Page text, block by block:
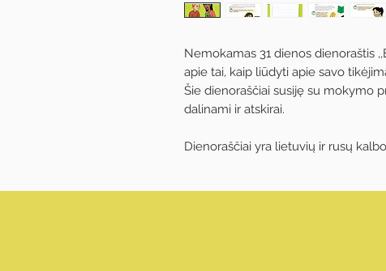
Nemokamas 31 dienos dienoraštis
apie tai, kaip liūdyti apie savo
Šie dienoraščiai susiję su mokymo
dalinami ir atskirai.
Dienoraščiai yra lietuvių ir rusų